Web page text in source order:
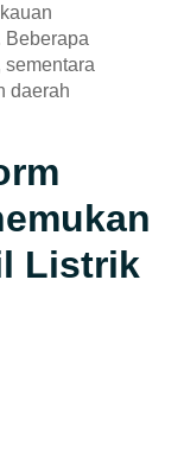
Beberapa
sementara
daerah
Listrik